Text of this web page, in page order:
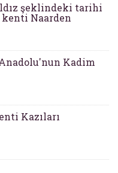
şeklindeki tarihi
Naarden
Kadim
Kazıları